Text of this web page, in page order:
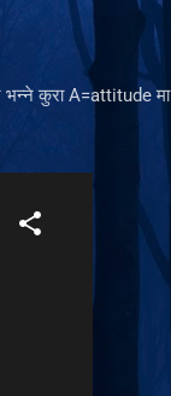
कुरा A=attitude मा